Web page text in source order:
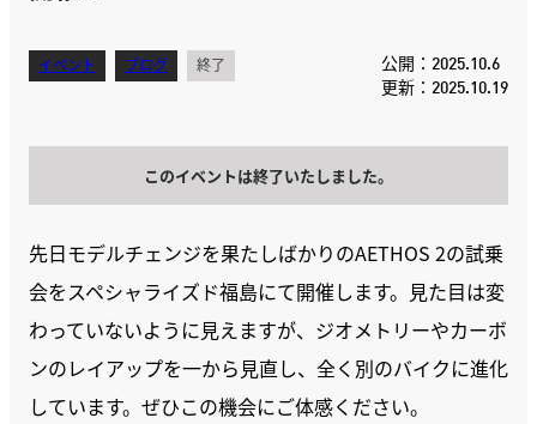
イベント ブログ 終了
公開：2025.10.6
更新：2025.10.19
このイベントは終了いたしました。
先日モデルチェンジを果たしばかりのAETHOS 2の試乗
会をスペシャライズド福島にて開催します。見た目は変
わっていないように見えますが、ジオメトリーやカーボ
ンのレイアップを一から見直し、全く別のバイクに進化
しています。ぜひこの機会にご体感ください。